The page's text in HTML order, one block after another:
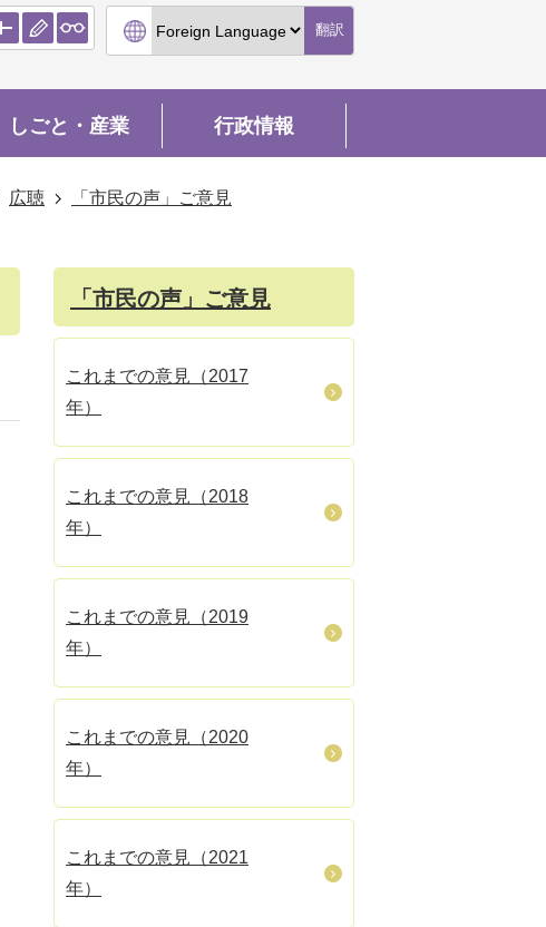
翻訳
しごと・産業 行政情報
広聴
「市民の声」ご意見
「市民の声」ご意見
これまでの意見（2017
年）
これまでの意見（2018
年）
これまでの意見（2019
年）
これまでの意見（2020
年）
これまでの意見（2021
年）